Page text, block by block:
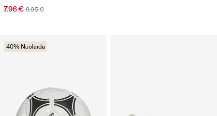
7.96 € 9.95 €
40% Nuolaida